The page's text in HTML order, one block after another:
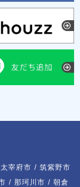
太宰府市 / 筑紫野市
/ 那珂川市 / 朝倉